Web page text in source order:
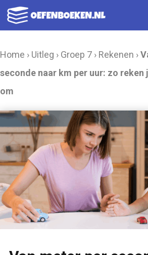
Ga
naar
Home › Uitleg › Groep 7 › Rekenen ›
seconde naar km per uur: zo
om